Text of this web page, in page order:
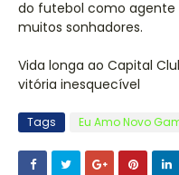
do futebol como
muitos sonhadores.
Vida longa ao Capital
vitória inesquecível
Tags Eu Amo Novo